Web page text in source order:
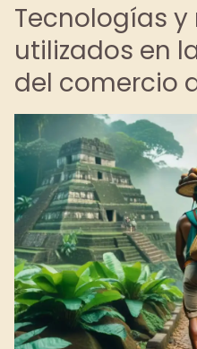
Tecnologías
utilizados en
del comercio